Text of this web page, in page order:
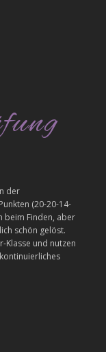
der
(20-20-14-
beim Finden, aber
schön gelöst.
Klasse und nutzen